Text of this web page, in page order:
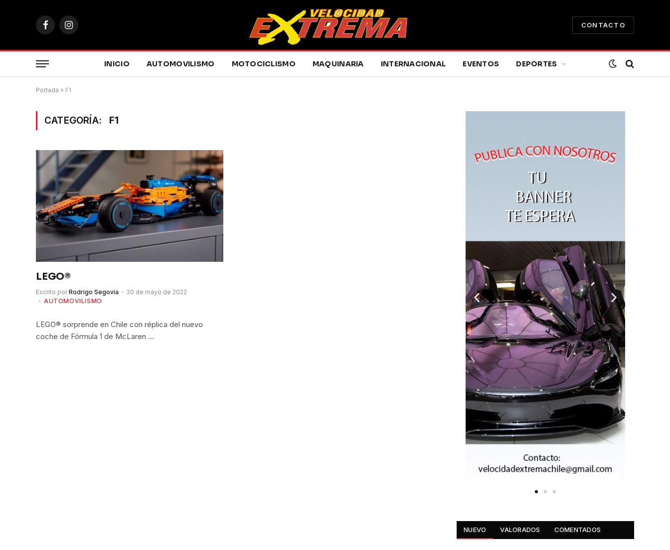
FacebookInstagram
CONTACTO
INICIO AUTOMOVILISMO MOTOCICLISMO MAQUINARIA INTERNACIONAL EVENTOS DEPORTES
Portada » F1
CATEGORÍA: F1
LEGO®
Escrito por Rodrigo Segovia
20 de mayo de 2022
AUTOMOVILISMO
LEGO® sorprende en Chile con réplica del nuevo
coche de Fórmula 1 de McLaren …
NUEVO VALORADOS COMENTADOS